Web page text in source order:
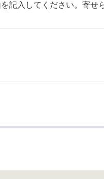
記入してください。寄